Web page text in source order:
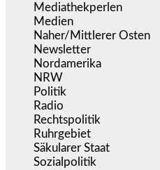
Mediathekperlen
Medien
Naher/Mittlerer Osten
Newsletter
Nordamerika
NRW
Politik
Radio
Rechtspolitik
Ruhrgebiet
Säkularer Staat
Sozialpolitik